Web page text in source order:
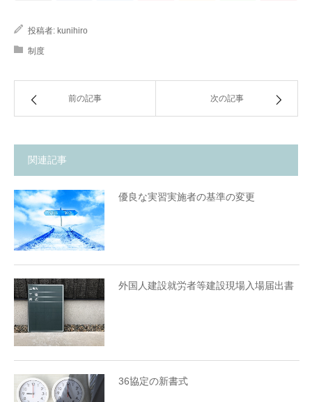
投稿者: kunihiro
制度
前の記事 次の記事
関連記事
優良な実習実施者の基準の変更
外国人建設就労者等建設現場入場届出書
36協定の新書式